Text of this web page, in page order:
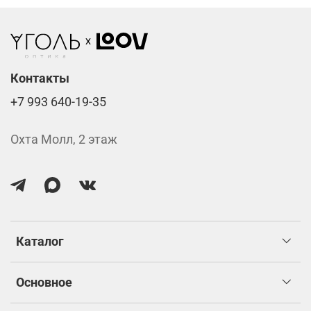
Каталог
Основное
Контакты
+7 993 640-19-35
Охта Молл, 2 этаж